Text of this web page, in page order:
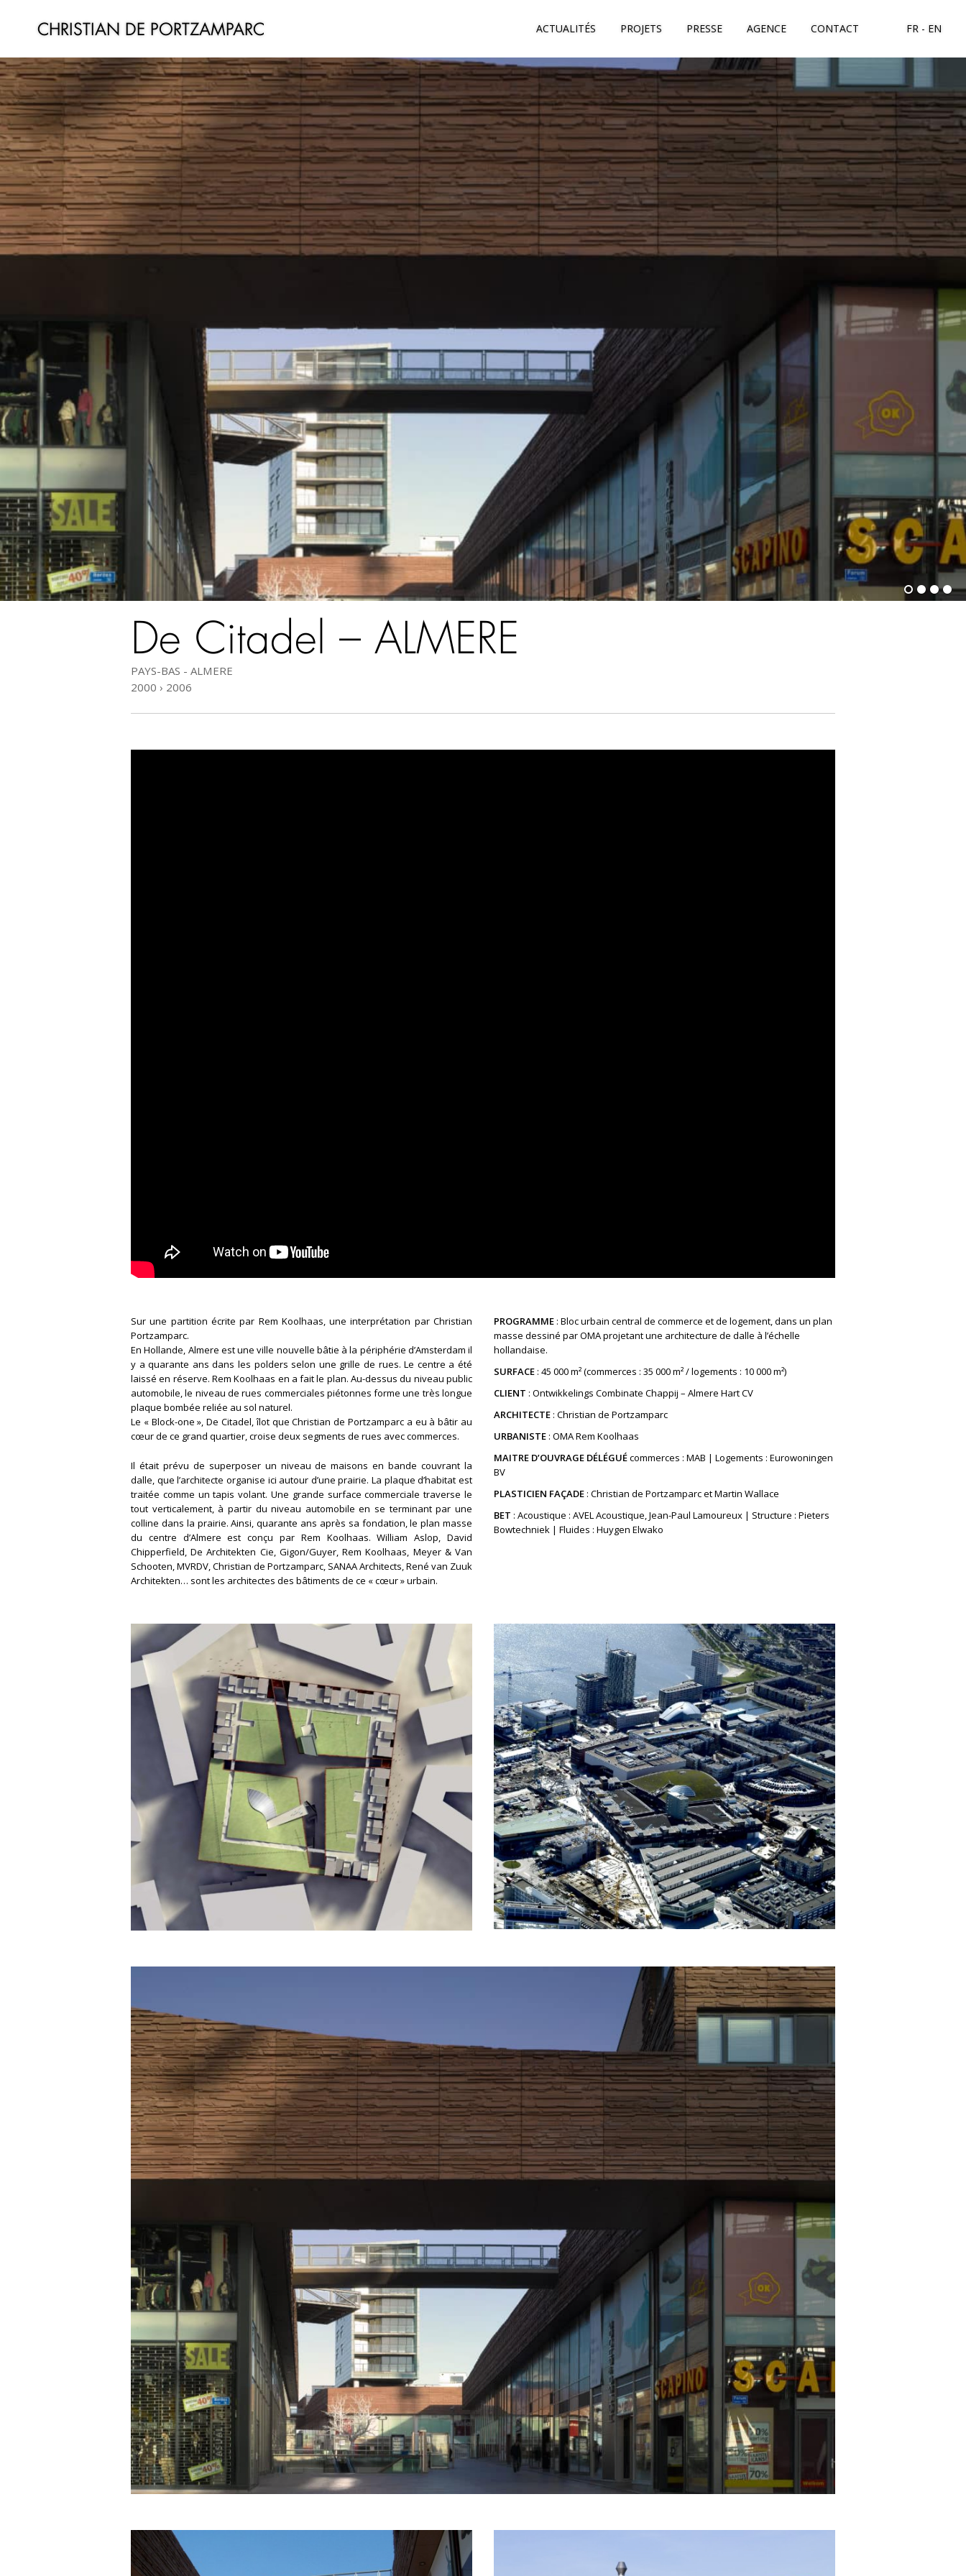
CHRISTIAN DE PORTZAMPARC ACTUALITÉS PROJETS PRESSE AGENCE CONTACT FR EN
De Citadel – ALMERE
PAYS-BAS - ALMERE
2000 › 2006
PROGRAMME : Bloc urbain central de commerce et de logement, dans un plan
masse dessiné par OMA projetant une architecture de dalle à l’échelle
hollandaise.
SURFACE : 45 000 m² (commerces : 35 000 m² / logements : 10 000 m²)
CLIENT : Ontwikkelings Combinate Chappij – Almere Hart CV
ARCHITECTE : Christian de Portzamparc
URBANISTE : OMA Rem Koolhaas
MAITRE D’OUVRAGE DÉLÉGUÉcommerces : MAB | Logements : Eurowoningen
BV
PLASTICIEN FAÇADE : Christian de Portzamparc et Martin Wallace
BET : Acoustique : AVEL Acoustique, Jean-Paul Lamoureux | Structure : Pieters
Bowtechniek | Fluides : Huygen Elwako
Sur une partition écrite par Rem Koolhaas, une interprétation par Christian
Portzamparc.
En Hollande, Almere est une ville nouvelle bâtie à la périphérie d’Amsterdam il
y a quarante ans dans les polders selon une grille de rues. Le centre a été
laissé en réserve. Rem Koolhaas en a fait le plan. Au-dessus du niveau public
automobile, le niveau de rues commerciales piétonnes forme une très longue
plaque bombée reliée au sol naturel.
Le « Block-one », De Citadel, îlot que Christian de Portzamparc a eu à bâtir au
cœur de ce grand quartier, croise deux segments de rues avec commerces.
Il était prévu de superposer un niveau de maisons en bande couvrant la
dalle, que l’architecte organise ici autour d’une prairie. La plaque d’habitat est
traitée comme un tapis volant. Une grande surface commerciale traverse le
tout verticalement, à partir du niveau automobile en se terminant par une
colline dans la prairie. Ainsi, quarante ans après sa fondation, le plan masse
du centre d’Almere est conçu par Rem Koolhaas. William Aslop, David
Chipperfield, De Architekten Cie, Gigon/Guyer, Rem Koolhaas, Meyer & Van
Schooten, MVRDV, Christian de Portzamparc, SANAA Architects, René van Zuuk
Architekten… sont les architectes des bâtiments de ce « cœur » urbain.